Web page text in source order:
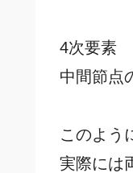
4次要素
中間節点
このよう
実際には